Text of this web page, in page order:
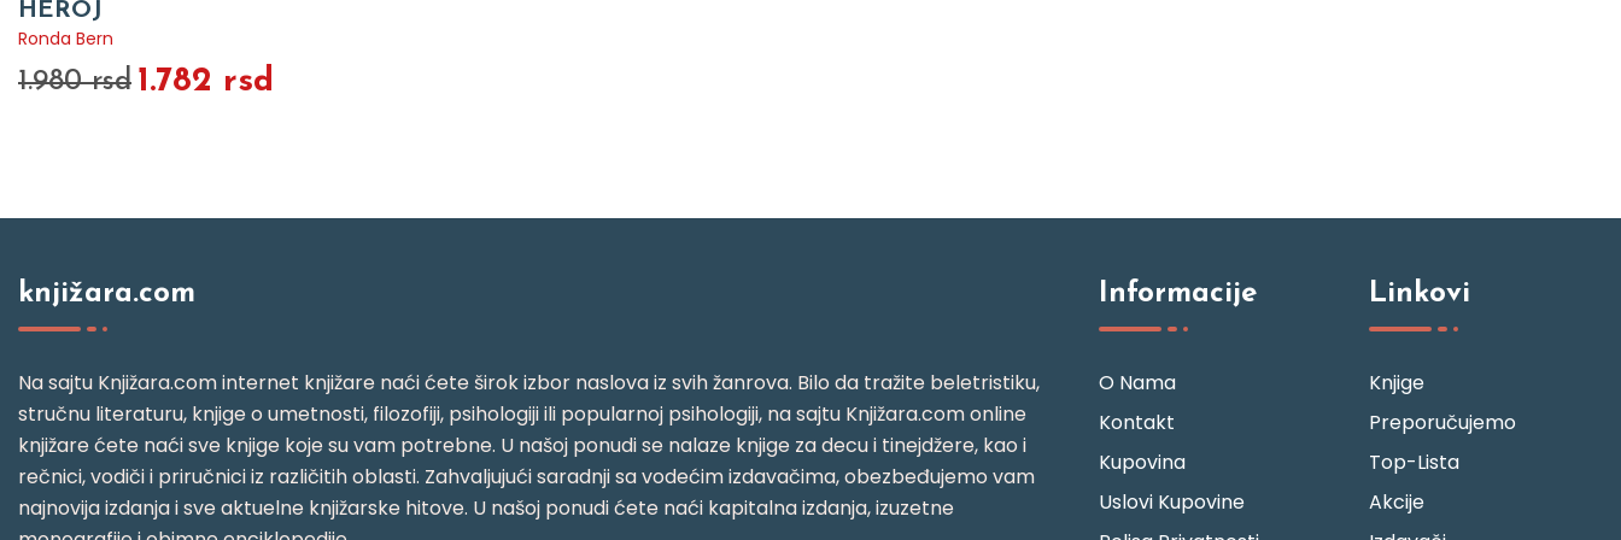
HEROJ
Ronda Bern
1.980 rsd 1.782 rsd
knjižara.com
Na sajtu Knjižara.com internet knjižare naći ćete širok izbor naslova iz svih žanrova. Bilo da tražite beletristiku,
stručnu literaturu, knjige o umetnosti, filozofiji, psihologiji ili popularnoj psihologiji, na sajtu Knjižara.com online
knjižare ćete naći sve knjige koje su vam potrebne. U našoj ponudi se nalaze knjige za decu i tinejdžere, kao i
rečnici, vodiči i priručnici iz različitih oblasti. Zahvaljujući saradnji sa vodećim izdavačima, obezbeđujemo vam
najnovija izdanja i sve aktuelne knjižarske hitove. U našoj ponudi ćete naći kapitalna izdanja, izuzetne
Informacije
O Nama
Kontakt
Kupovina
Uslovi Kupovine
Linkovi
Knjige
Preporučujemo
Top-Lista
Akcije